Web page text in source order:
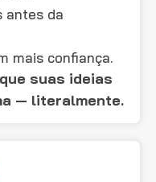
antes da
mais confiança.
suas ideias
— literalmente.